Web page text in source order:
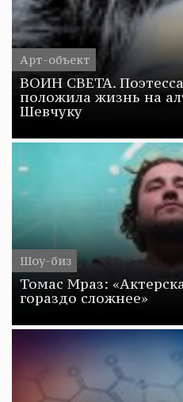
Арт-объект
ВОИН СВЕТА.
положила жизнь на
Шевчуку
Шоу-биз
Томас Мраз:
гораздо сложнее»